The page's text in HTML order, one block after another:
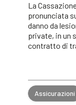
La
pronunciata
danno da
private, in un
contratto di
Assicurazioni